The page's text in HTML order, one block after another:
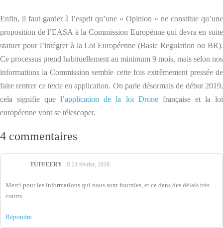
Enfin, il faut garder à l’esprit qu’une « Opinion » ne constitue qu’une
proposition de l’EASA à la Commission Europénne qui devra en suite
statuer pour l’intégrer à la Loi Européenne (Basic Regulation ou BR).
Ce processus prend habituellement au minimum 9 mois, mais selon nos
informations la Commission semble cette fois extrêmement pressée de
faire rentrer ce texte en application. On parle désormais de début 2019,
cela signifie que l’application de la loi Dronefrançaise et la loi
européenne vont se télescoper.
4 commentaires
TUFFEERY 21 février, 2018
Merci pour les informations qui nous sont fournies, et ce dans des délais très
courts.
Répondre